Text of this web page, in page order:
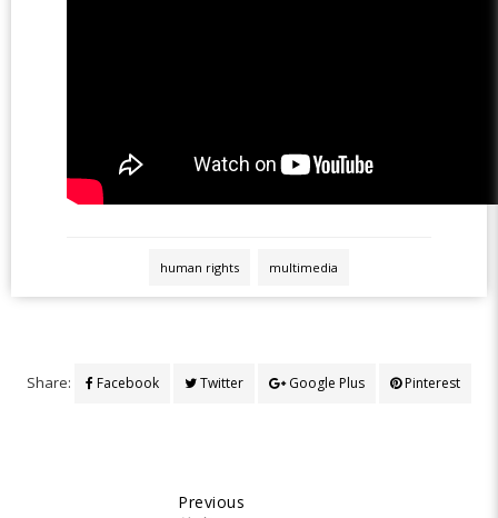
human rights multimedia
Share: Facebook Twitter Google Plus Pinterest
Previous